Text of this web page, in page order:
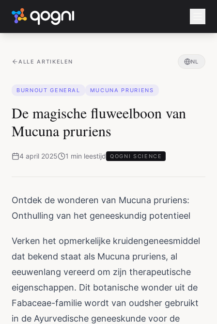
ALLE ARTIKELEN NL
BURNOUT GENERAL MUCUNA PRURIENS
De magische fluweelboon van
Mucuna pruriens
4 april 2025 1 min leestijd QOGNI SCIENCE
Ontdek de wonderen van Mucuna pruriens:
Onthulling van het geneeskundig potentieel
Verken het opmerkelijke kruidengeneesmiddel
dat bekend staat als Mucuna pruriens, al
eeuwenlang vereerd om zijn therapeutische
eigenschappen. Dit botanische wonder uit de
Fabaceae-familie wordt van oudsher gebruikt
in de Ayurvedische geneeskunde voor de